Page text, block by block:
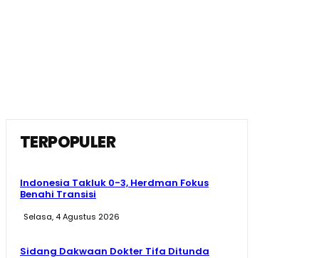
TERPOPULER
Indonesia Takluk 0-3, Herdman Fokus
Benahi Transisi
Selasa, 4 Agustus 2026
Sidang Dakwaan Dokter Tifa Ditunda